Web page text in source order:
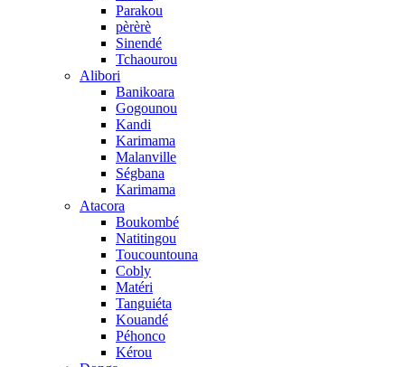
Parakou
pèrèrè
Sinendé
Tchaourou
Alibori
Banikoara
Gogounou
Kandi
Karimama
Malanville
Ségbana
Karimama
Atacora
Boukombé
Natitingou
Toucountouna
Cobly
Matéri
Tanguiéta
Kouandé
Péhonco
Kérou